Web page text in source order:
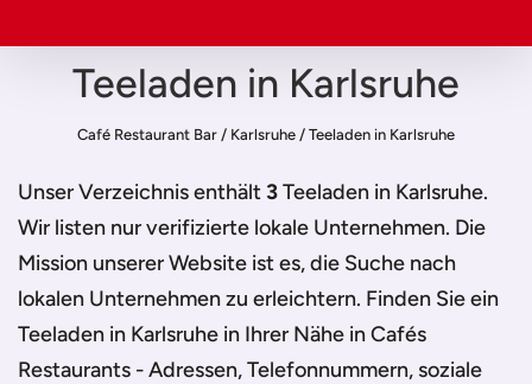
Teeladen in Karlsruhe
Café Restaurant Bar / Karlsruhe / Teeladen in Karlsruhe
Unser Verzeichnis enthält3Teeladen in Karlsruhe.
Wir listen nur verifizierte lokale Unternehmen. Die
Mission unserer Website ist es, die Suche nach
lokalen Unternehmen zu erleichtern. Finden Sie ein
Teeladen in Karlsruhe in Ihrer Nähe in Cafés
Restaurants - Adressen, Telefonnummern, soziale